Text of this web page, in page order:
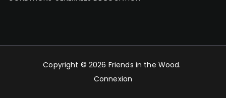
Copyright © 2026 Friends in the Wood.
Connexion